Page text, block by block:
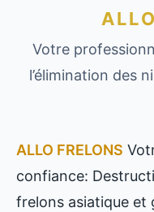
Votre
l’élimination des
ALLO FRELONS
confiance:
frelons asiatique et